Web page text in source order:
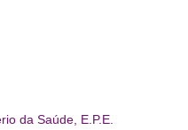
da Saúde, E.P.E.